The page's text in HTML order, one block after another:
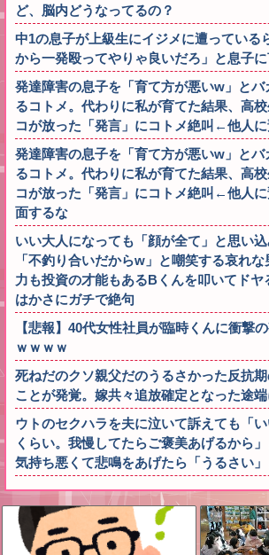
ど、脳内どうなってるの？
中1の息子が上級生にイジメに遭っている
から一発殴ってやりゃ良いだろ」と息子に
発達障害の息子を「育て方が悪いw」と
るコトメ。代わりに私が育てた結果、高
コが放った「発言」にコトメ絶叫←他人
発達障害の息子を「育て方が悪いw」と
るコトメ。代わりに私が育てた結果、高
コが放った「発言」にコトメ絶叫←他人
面するな
いい大人になっても「顔が全て」と思い
「不釣り合いだからw」と嘲笑する哀れ
力も投資の才能もあるBくんを叩いてドヤ
はかさにガチで絶句
【悲報】40代女性社員が臨時くんに衝撃
ｗｗｗｗ
死ねだのクソ親父だのうるさかった反抗
ことが発覚。嫁共々追放確定となった途
ウトのセクハラを夫に泣いて訴えても「
くらい。我慢してたらご褒美あげるから
気持ち悪くて悲鳴をあげたら「うるさい